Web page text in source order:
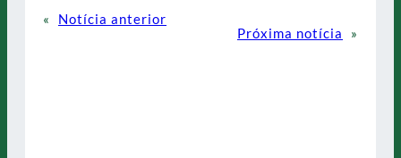
«
Notícia anterior
Próxima notícia
»